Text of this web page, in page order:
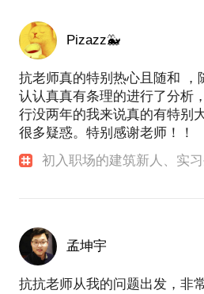
Pizazz🐳
抗老师真的特别热心且随和 ，
认认真真有条理的进行了分析
行没两年的我来说真的有特别
很多疑惑。特别感谢老师！！
初入职场的建筑新人、实
孟坤宇
抗抗老师从我的问题出发，非